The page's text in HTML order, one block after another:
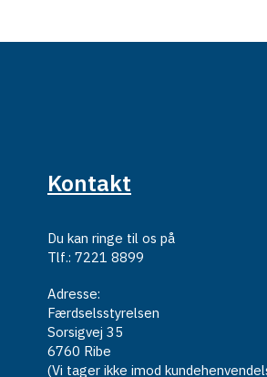
Kontakt
Du kan ringe til os på
Tlf.: 7221 8899
Adresse:
Færdselsstyrelsen
Sorsigvej 35
6760 Ribe
(Vi tager ikke imod